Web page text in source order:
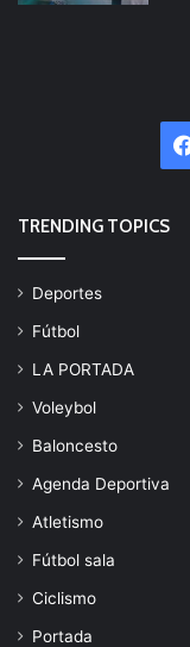
TRENDING TOPICS
Deportes
Fútbol
LA PORTADA
Voleybol
Baloncesto
Agenda Deportiva
Atletismo
Fútbol sala
Ciclismo
Portada